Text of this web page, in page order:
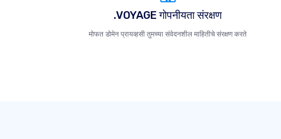
.VOYAGE गोपनीयता संरक्षण
मोफत डोमेन प्रायव्हसी तुमच्या संवेदनशील माहितीचे संरक्षण करते